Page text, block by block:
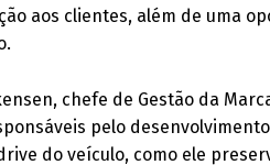
aos clientes, além de uma
chefe de Gestão da
pelo
do veículo, como ele